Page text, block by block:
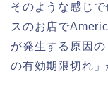
そのような感じ
スのお店で
が発生する原因
の有効期限切れ」